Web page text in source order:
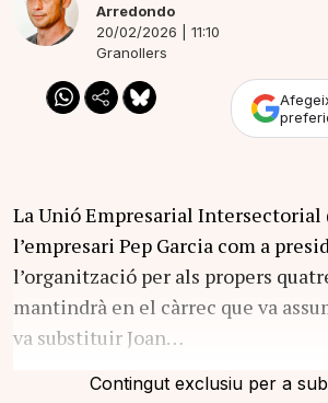
Arredondo
20/02/2026 | 11:10
Granollers
La Unió Empresarial
l’empresari Pep Garcia com a
l’organització per als propers
mantindrà en el càrrec que va
va substituir Joan…
Contingut exclusiu per a